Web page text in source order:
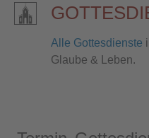
Alle Gottesdienste
Glaube & Leben.